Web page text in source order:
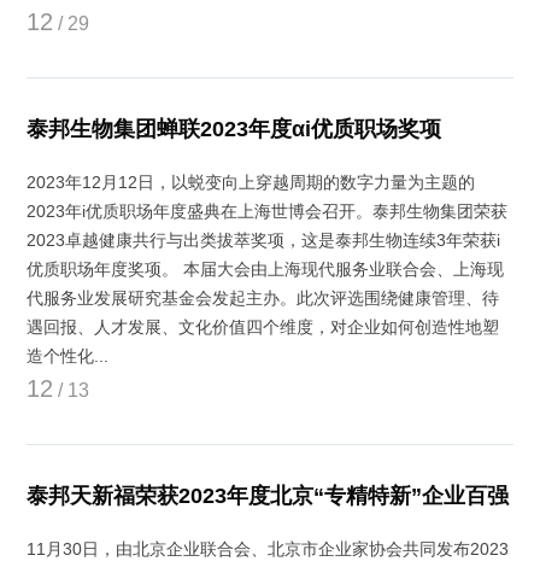
12 / 29
泰邦生物集团蝉联2023年度αi优质职场奖项
2023年12月12日，以蜕变向上穿越周期的数字力量为主题的
2023年i优质职场年度盛典在上海世博会召开。泰邦生物集团荣获
2023卓越健康共行与出类拔萃奖项，这是泰邦生物连续3年荣获i
优质职场年度奖项。 本届大会由上海现代服务业联合会、上海现
代服务业发展研究基金会发起主办。此次评选围绕健康管理、待
遇回报、人才发展、文化价值四个维度，对企业如何创造性地塑
造个性化...
12 / 13
泰邦天新福荣获2023年度北京“专精特新”企业百强
11月30日，由北京企业联合会、北京市企业家协会共同发布2023